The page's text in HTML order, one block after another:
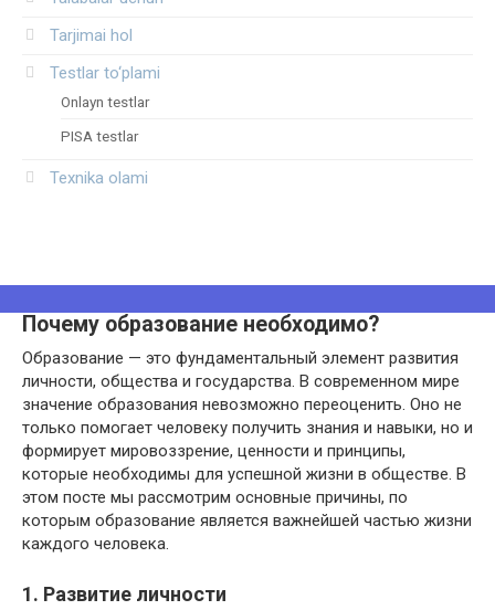
Tarjimai hol
Testlar to‘plami
Onlayn testlar
PISA testlar
Texnika olami
Почему образование необходимо?
Образование — это фундаментальный элемент развития
личности, общества и государства. В современном мире
значение образования невозможно переоценить. Оно не
только помогает человеку получить знания и навыки, но и
формирует мировоззрение, ценности и принципы,
которые необходимы для успешной жизни в обществе. В
этом посте мы рассмотрим основные причины, по
которым образование является важнейшей частью жизни
каждого человека.
1. Развитие личности